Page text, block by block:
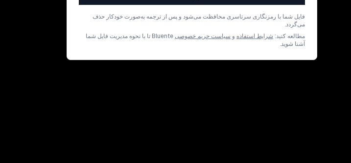
فایل شما با رمزنگاری سرتاسری محافظت می‌شود و پس از ترجمه به‌صورت خودکار حذف
می‌گردد.
مطالعه کنید: شرایط استفاده و سیاست حریم خصوصی
Bluente تا با نحوه مدیریت فایل شما
آشنا شوید.